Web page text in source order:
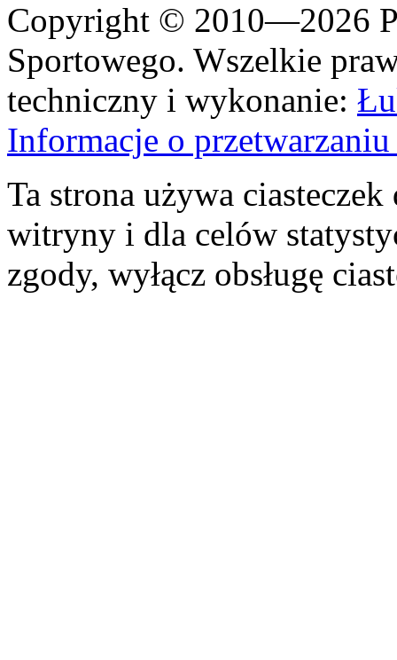
Copyright © 2010—2026
Sportowego. Wszelkie
techniczny i wykonanie:
Informacje o
Ta strona używa
witryny i dla celów
zgody, wyłącz obsługę